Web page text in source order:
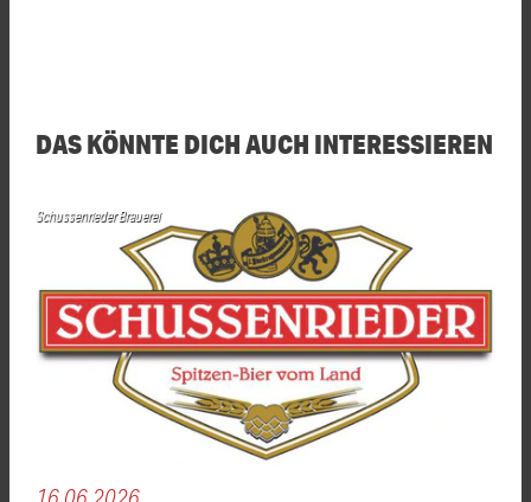
DAS KÖNNTE DICH AUCH INTERESSIEREN
Schussenrieder Brauerei
16.06.2026